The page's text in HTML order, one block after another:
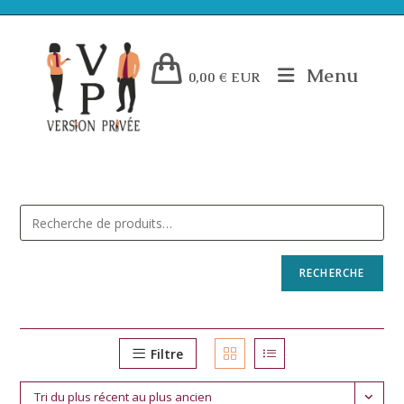
0,00 € EUR Menu
RECHERCHE
Filtre
Tri du plus récent au plus ancien